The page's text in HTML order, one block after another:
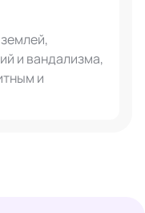
и вандализма,
и